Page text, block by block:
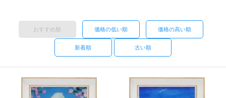
おすすめ順 価格の低い順 価格の高い順
新着順 古い順